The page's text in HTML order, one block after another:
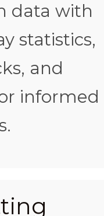
data with
statistics,
and
informed